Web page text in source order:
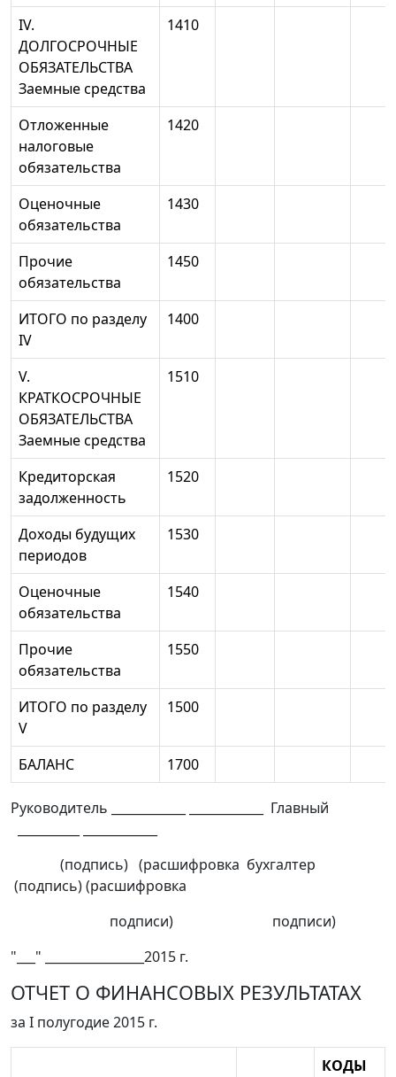
IV.
ДОЛГОСРОЧНЫЕ
ОБЯЗАТЕЛЬСТВА
Заемные средства
1410
Отложенные
налоговые
обязательства
1420
Оценочные
обязательства
1430
Прочие
обязательства
1450
ИТОГО по разделу
IV
1400
V.
КРАТКОСРОЧНЫЕ
ОБЯЗАТЕЛЬСТВА
Заемные средства
1510
Кредиторская
задолженность
1520
Доходы будущих
периодов
1530
Оценочные
обязательства
1540
Прочие
обязательства
1550
ИТОГО по разделу
V
1500
БАЛАНС 1700
Руководитель ____________ ____________ Главный
(подпись) (расшифровка бухгалтер
(подпись) (расшифровка
подписи) подписи)
"___" ________________2015 г.
ОТЧЕТ О ФИНАНСОВЫХ РЕЗУЛЬТАТАХ
за I полугодие 2015 г.
КОДЫ